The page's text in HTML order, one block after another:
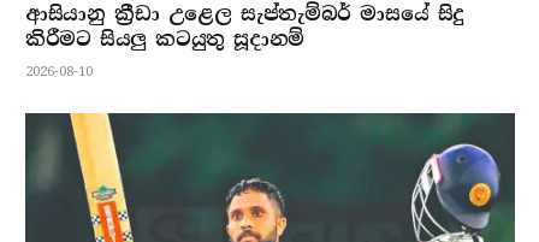
ආසියානු ක්‍රීඩා උළෙල සැප්තැම්බර් මාසයේ සිදු
කිරීමට සියලු කටයුතු සූදානම්
2026-08-10